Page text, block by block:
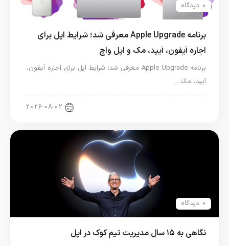
0 دیدگاه
برنامه Apple Upgrade معرفی شد؛ شرایط اپل برای
اجاره آیفون، آیپد، مک و اپل واچ
برنامه Apple Upgrade معرفی شد؛ شرایط اپل برای اجاره آیفون،
آیپد، مک…
2026-08-02
0 دیدگاه
نگاهی به ۱۵ سال مدیریت تیم کوک در اپل